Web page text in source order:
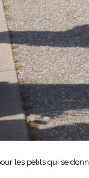
les petits qui se